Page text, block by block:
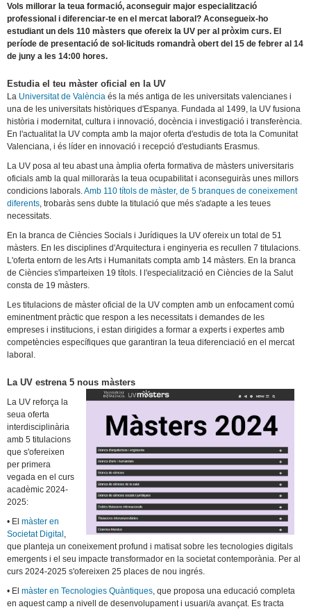
Vols millorar la teua formació, aconseguir major especialització
professional i diferenciar-te en el mercat laboral? Aconsegueix-ho
estudiant un dels 110 màsters que ofereix la UV per al pròxim curs. El
període de presentació de sol·licituds romandrà obert del 15 de febrer al 14
de juny a les 14:00 hores.
Estudia el teu màster oficial en la UV
La Universitat de València és la més antiga de les universitats valencianes i
una de les universitats històriques d'Espanya. Fundada al 1499, la UV fusiona
història i modernitat, cultura i innovació, docència i investigació i transferència.
En l'actualitat la UV compta amb la major oferta d'estudis de tota la Comunitat
Valenciana, i és líder en innovació i recepció d'estudiants Erasmus.
La UV posa al teu abast una àmplia oferta formativa de màsters universitaris
oficials amb la qual milloraràs la teua ocupabilitat i aconseguiràs unes millors
condicions laborals.Amb 110 títols de màster, de 5 branques de coneixement
diferents, trobaràs sens dubte la titulació que més s'adapte a les teues
necessitats.
En la branca de Ciències Socials i Jurídiques la UV ofereix un total de 51
màsters. En les disciplines d'Arquitectura i enginyeria es recullen 7 titulacions.
L'oferta entorn de les Arts i Humanitats compta amb 14 màsters. En la branca
de Ciències s'imparteixen 19 títols. I l'especialització en Ciències de la Salut
consta de 19 màsters.
Les titulacions de màster oficial de la UV compten amb un enfocament comú
eminentment pràctic que respon a les necessitats i demandes de les
empreses i institucions, i estan dirigides a formar a experts i expertes amb
competències específiques que garantiran la teua diferenciació en el mercat
laboral.
La UV estrena 5 nous màsters
La UV reforça la
seua oferta
interdisciplinària
amb 5 titulacions
que s'ofereixen
per primera
vegada en el curs
acadèmic 2024-
2025:
• Elmàster en
Societat Digital
que planteja un coneixement profund i matisat sobre les tecnologies digitals
emergents i el seu impacte transformador en la societat contemporània. Per al
curs 2024-2025 s'ofereixen 25 places de nou ingrés.
• Elmàster en Tecnologies Quàntiques , que proposa una educació completa
en aquest camp a nivell de desenvolupament i usuari/a avançat. Es tracta